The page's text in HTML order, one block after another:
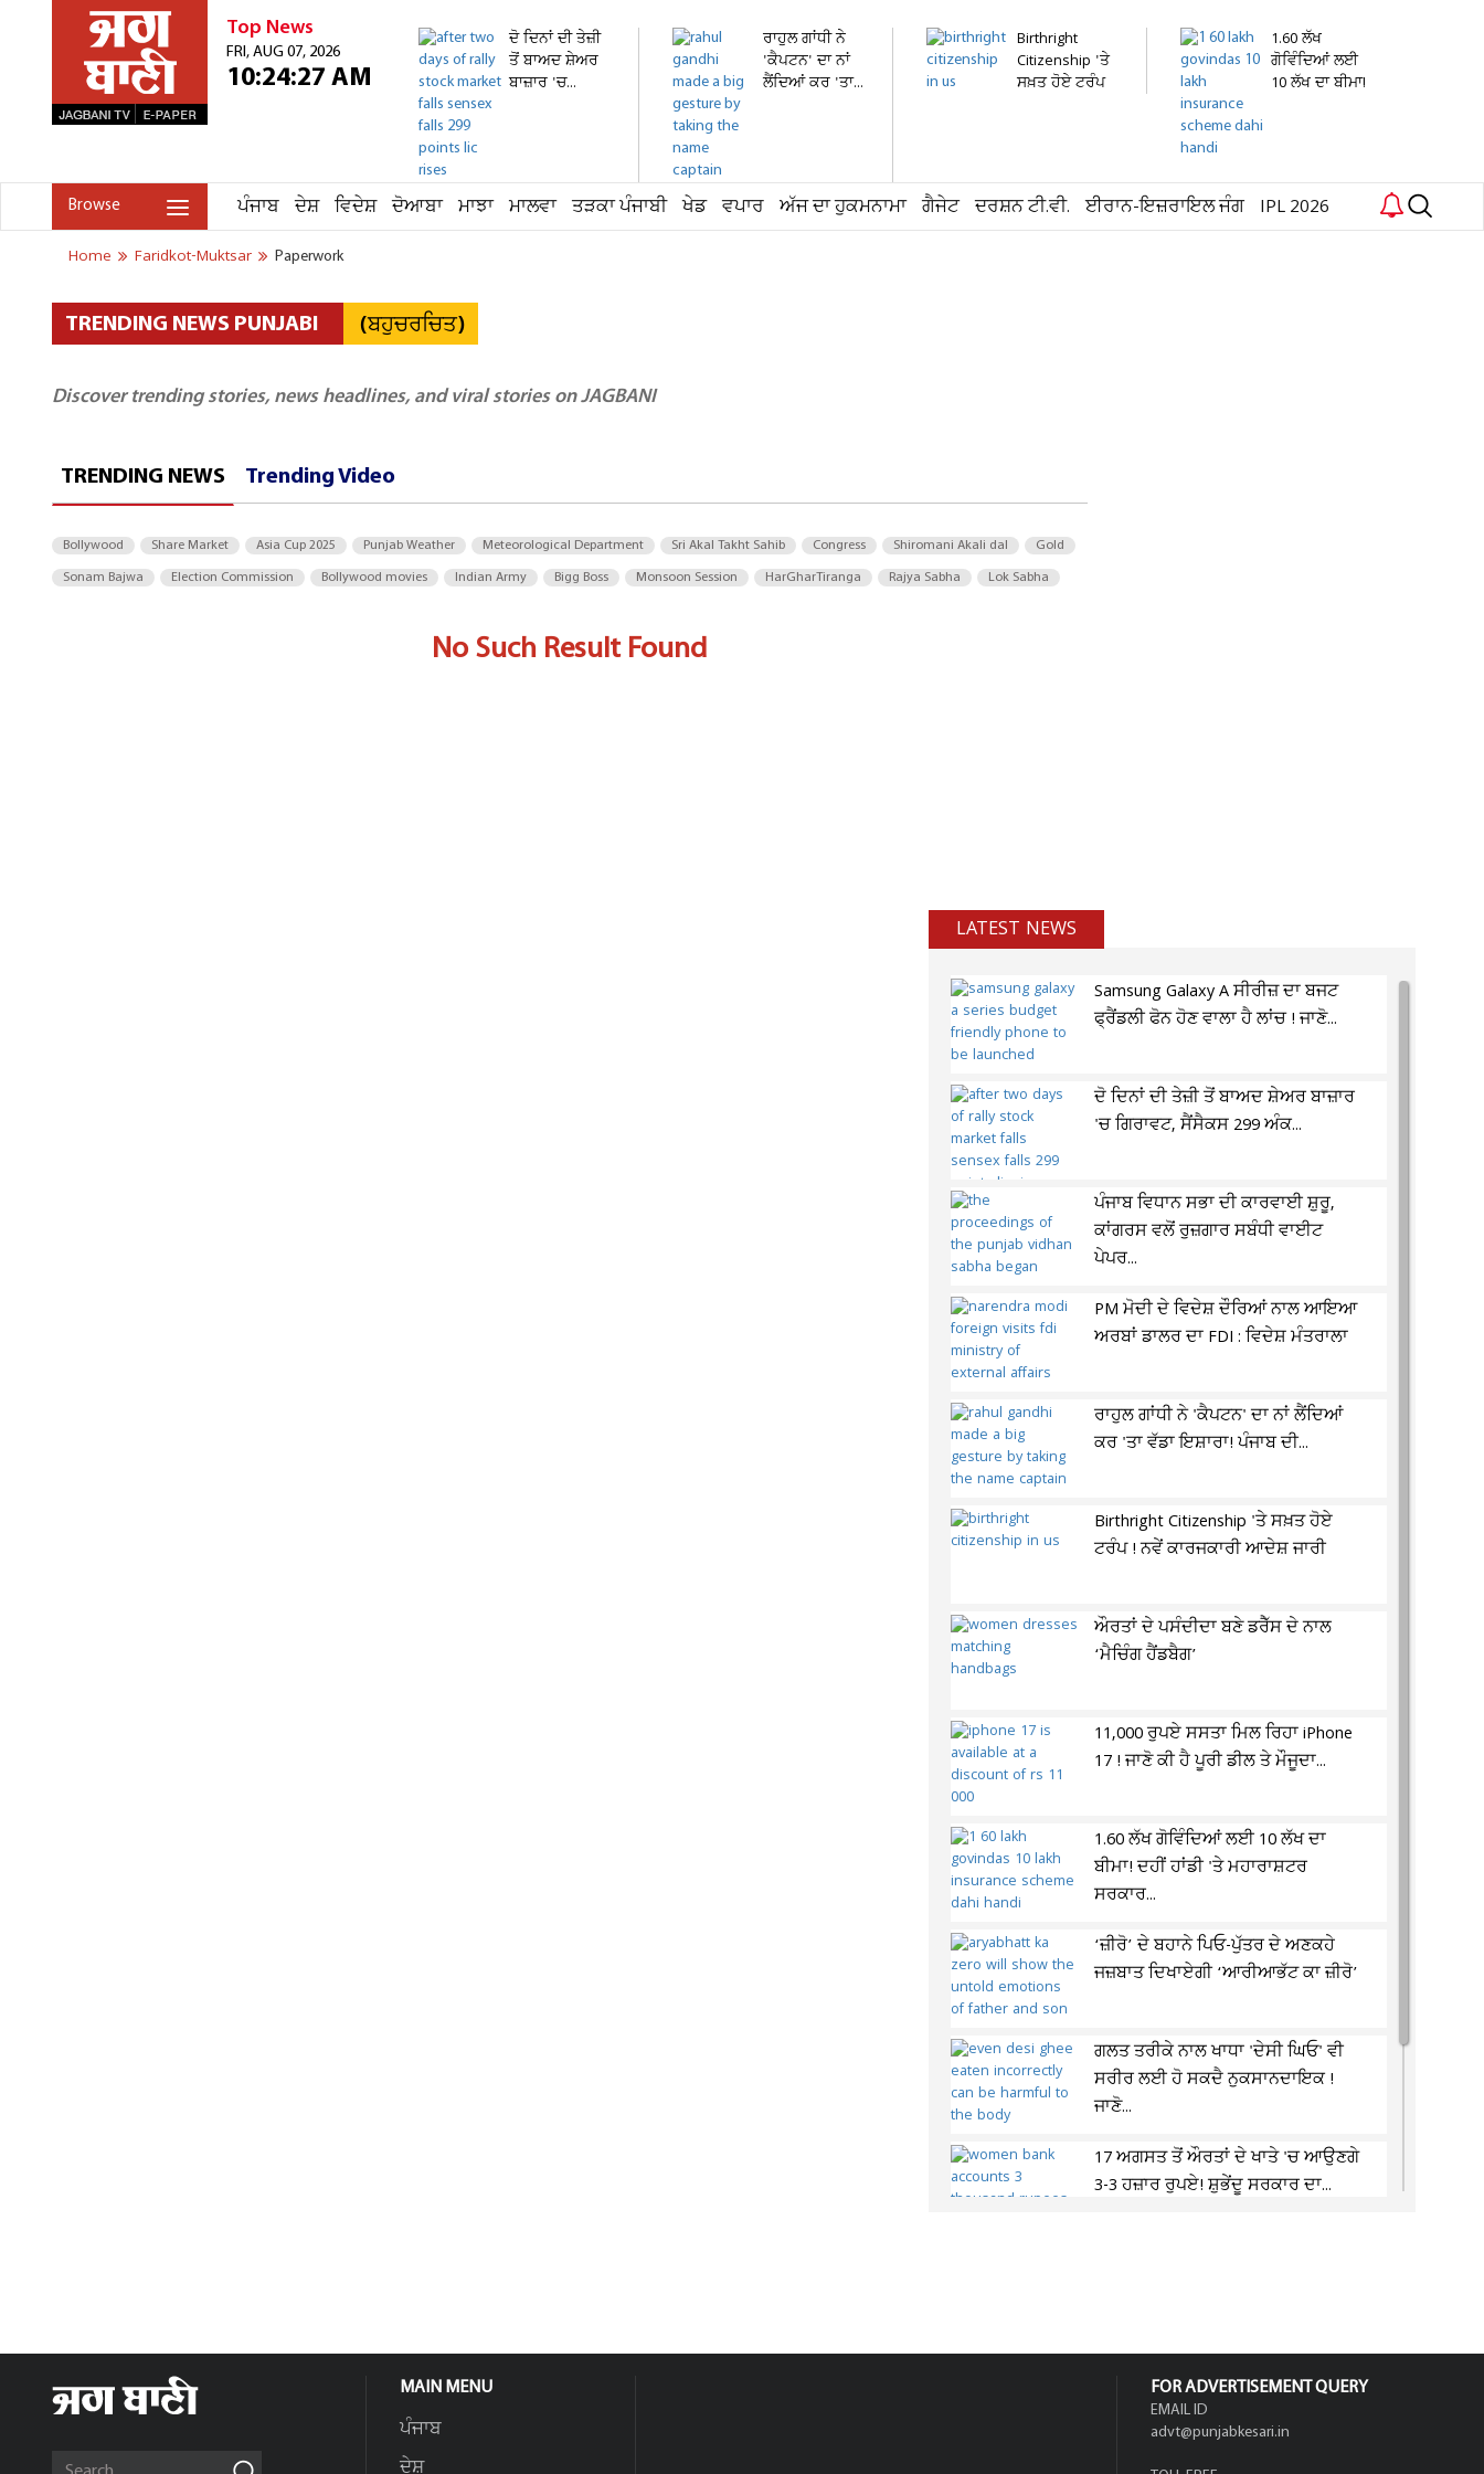
Top News
FRI, AUG 07, 2026
10:24:27 AM
ਦੋ ਦਿਨਾਂ ਦੀ ਤੇਜ਼ੀ
ਤੋਂ ਬਾਅਦ ਸ਼ੇਅਰ
ਬਾਜ਼ਾਰ 'ਚ...
ਰਾਹੁਲ ਗਾਂਧੀ ਨੇ
'ਕੈਪਟਨ' ਦਾ ਨਾਂ
ਲੈਂਦਿਆਂ ਕਰ 'ਤਾ...
Birthright
Citizenship 'ਤੇ
ਸਖ਼ਤ ਹੋਏ ਟਰੰਪ
1.60 ਲੱਖ
ਗੋਵਿੰਦਿਆਂ ਲਈ
10 ਲੱਖ ਦਾ ਬੀਮਾ!
Browse ਪੰਜਾਬ ਦੇਸ਼ ਵਿਦੇਸ਼ ਦੋਆਬਾ ਮਾਝਾ ਮਾਲਵਾ ਤੜਕਾ ਪੰਜਾਬੀ ਖੇਡ ਵਪਾਰ ਅੱਜ ਦਾ ਹੁਕਮਨਾਮਾ ਗੈਜੇਟ ਦਰਸ਼ਨ ਟੀ.ਵੀ. ਈਰਾਨ-ਇਜ਼ਰਾਇਲ ਜੰਗ IPL 2026
Home Faridkot-Muktsar Paperwork
TRENDING NEWS PUNJABI (ਬਹੁਚਰਚਿਤ)
Discover trending stories, news headlines, and viral stories on JAGBANI
TRENDING NEWS Trending Video
Bollywood Share Market Asia Cup 2025 Punjab Weather Meteorological Department Sri Akal Takht Sahib Congress Shiromani Akali dal Gold
Sonam Bajwa Election Commission Bollywood movies Indian Army Bigg Boss Monsoon Session HarGharTiranga Rajya Sabha Lok Sabha
No Such Result Found
LATEST NEWS
Samsung Galaxy A ਸੀਰੀਜ਼ ਦਾ ਬਜਟ
ਫ੍ਰੈਂਡਲੀ ਫੋਨ ਹੋਣ ਵਾਲਾ ਹੈ ਲਾਂਚ ! ਜਾਣੋ...
ਦੋ ਦਿਨਾਂ ਦੀ ਤੇਜ਼ੀ ਤੋਂ ਬਾਅਦ ਸ਼ੇਅਰ ਬਾਜ਼ਾਰ
'ਚ ਗਿਰਾਵਟ, ਸੈਂਸੈਕਸ 299 ਅੰਕ...
ਪੰਜਾਬ ਵਿਧਾਨ ਸਭਾ ਦੀ ਕਾਰਵਾਈ ਸ਼ੁਰੂ,
ਕਾਂਗਰਸ ਵਲੋਂ ਰੁਜ਼ਗਾਰ ਸਬੰਧੀ ਵਾਈਟ
ਪੇਪਰ...
PM ਮੋਦੀ ਦੇ ਵਿਦੇਸ਼ ਦੌਰਿਆਂ ਨਾਲ ਆਇਆ
ਅਰਬਾਂ ਡਾਲਰ ਦਾ FDI : ਵਿਦੇਸ਼ ਮੰਤਰਾਲਾ
ਰਾਹੁਲ ਗਾਂਧੀ ਨੇ 'ਕੈਪਟਨ' ਦਾ ਨਾਂ ਲੈਂਦਿਆਂ
ਕਰ 'ਤਾ ਵੱਡਾ ਇਸ਼ਾਰਾ! ਪੰਜਾਬ ਦੀ...
Birthright Citizenship 'ਤੇ ਸਖ਼ਤ ਹੋਏ
ਟਰੰਪ ! ਨਵੇਂ ਕਾਰਜਕਾਰੀ ਆਦੇਸ਼ ਜਾਰੀ
ਔਰਤਾਂ ਦੇ ਪਸੰਦੀਦਾ ਬਣੇ ਡਰੈੱਸ ਦੇ ਨਾਲ
‘ਮੈਚਿੰਗ ਹੈਂਡਬੈਗ’
11,000 ਰੁਪਏ ਸਸਤਾ ਮਿਲ ਰਿਹਾ iPhone
17 ! ਜਾਣੋ ਕੀ ਹੈ ਪੂਰੀ ਡੀਲ ਤੇ ਮੌਜੂਦਾ...
1.60 ਲੱਖ ਗੋਵਿੰਦਿਆਂ ਲਈ 10 ਲੱਖ ਦਾ
ਬੀਮਾ! ਦਹੀਂ ਹਾਂਡੀ 'ਤੇ ਮਹਾਰਾਸ਼ਟਰ
ਸਰਕਾਰ...
‘ਜ਼ੀਰੋ’ ਦੇ ਬਹਾਨੇ ਪਿਓ-ਪੁੱਤਰ ਦੇ ਅਣਕਹੇ
ਜਜ਼ਬਾਤ ਦਿਖਾਏਗੀ ‘ਆਰੀਆਭੱਟ ਕਾ ਜ਼ੀਰੋ’
ਗਲਤ ਤਰੀਕੇ ਨਾਲ ਖਾਧਾ 'ਦੇਸੀ ਘਿਓ' ਵੀ
ਸਰੀਰ ਲਈ ਹੋ ਸਕਦੈ ਨੁਕਸਾਨਦਾਇਕ !
ਜਾਣੋ...
17 ਅਗਸਤ ਤੋਂ ਔਰਤਾਂ ਦੇ ਖਾਤੇ 'ਚ ਆਉਣਗੇ
3-3 ਹਜ਼ਾਰ ਰੁਪਏ! ਸ਼ੁਭੇਂਦੂ ਸਰਕਾਰ ਦਾ...
MAIN MENU
ਪੰਜਾਬ
ਦੇਸ਼
FOR ADVERTISEMENT QUERY
EMAIL ID
advt@punjabkesari.in